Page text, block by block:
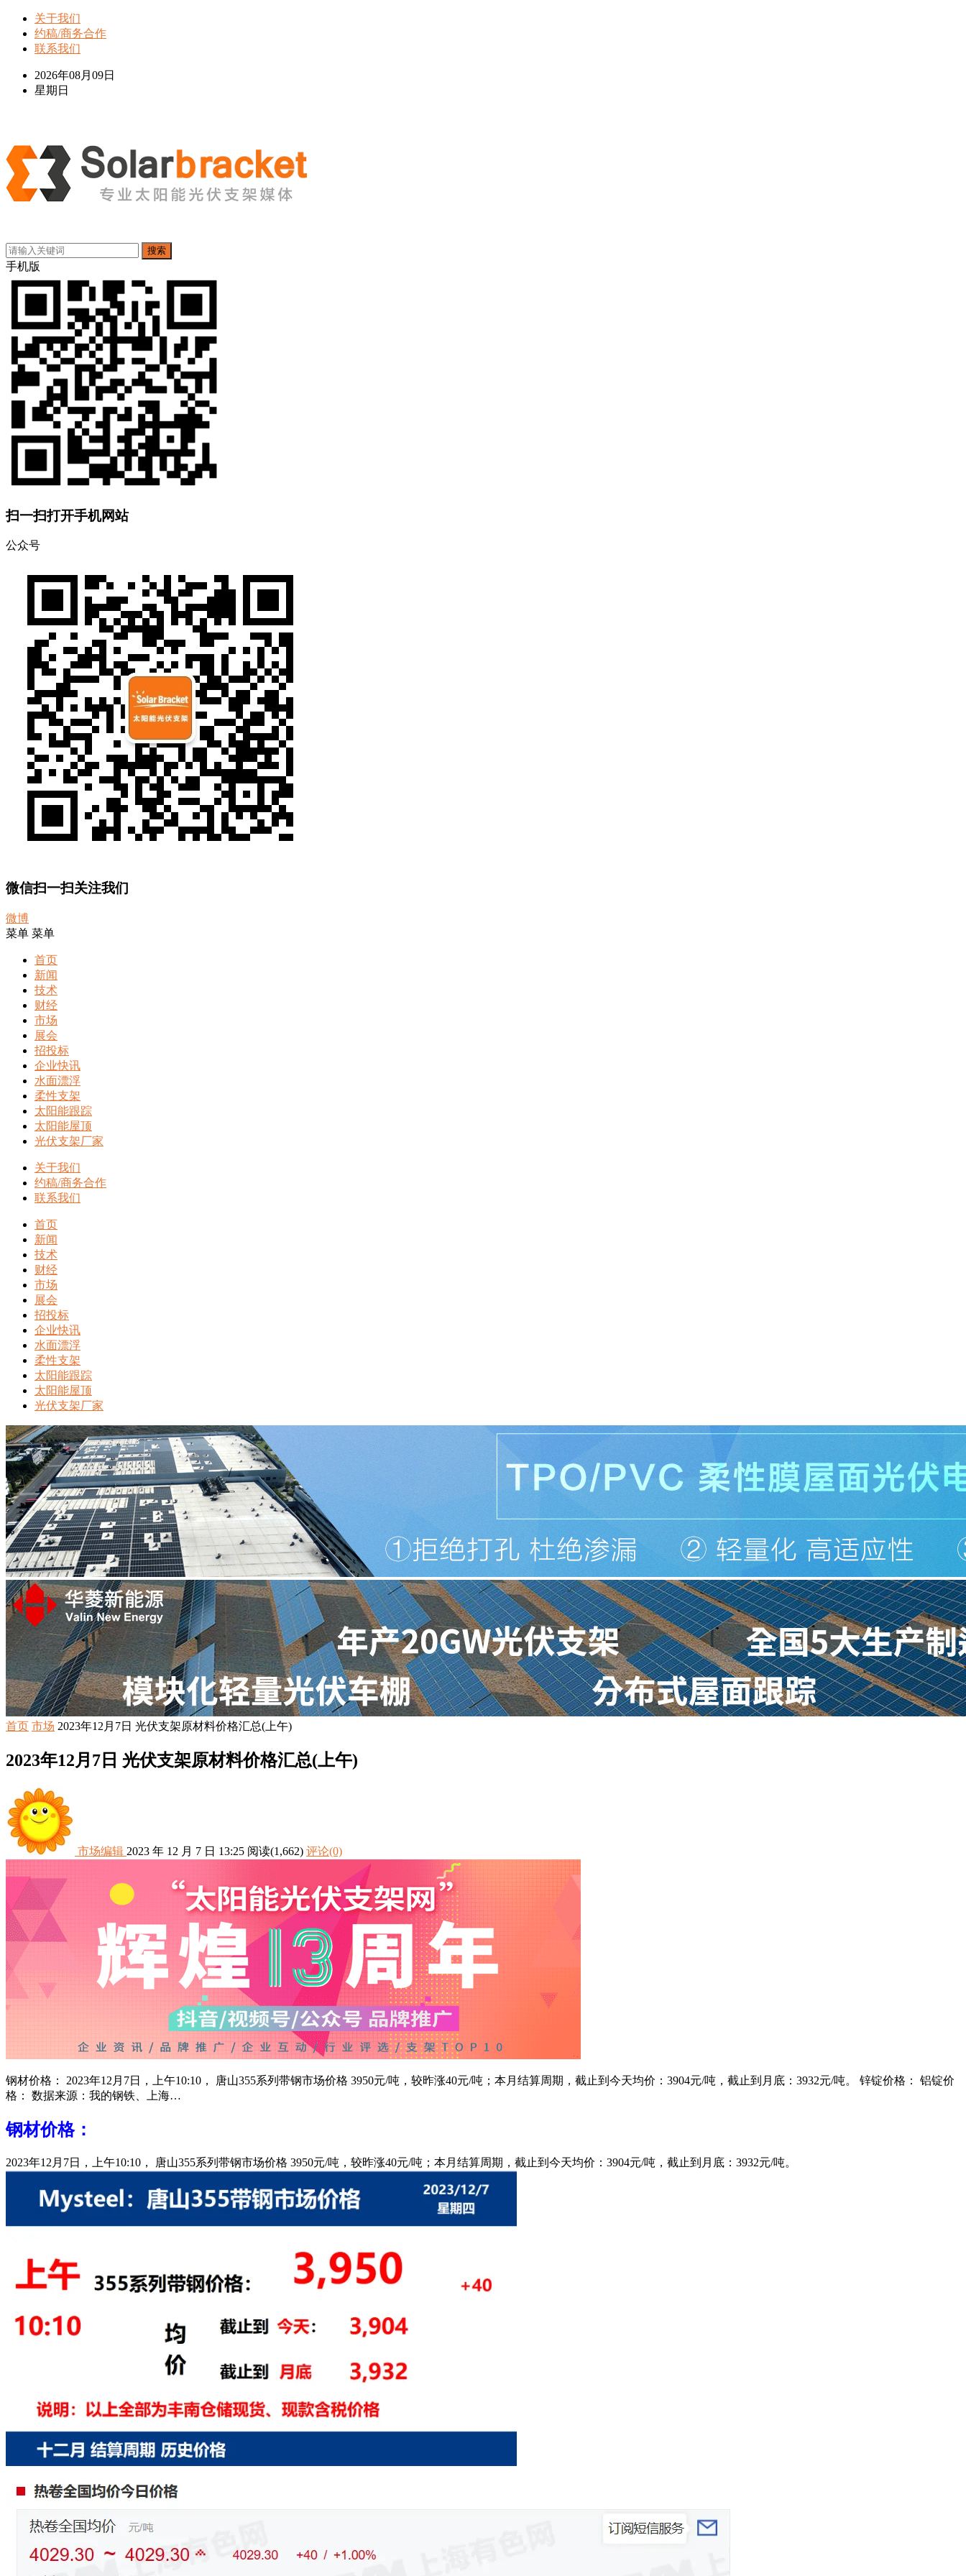
关于我们
约稿/商务合作
联系我们
2026年08月09日
星期日
搜索
手机版
扫一扫打开手机网站
公众号
微信扫一扫关注我们
微博
菜单 菜单
首页
新闻
技术
财经
市场
展会
招投标
企业快讯
水面漂浮
柔性支架
太阳能跟踪
太阳能屋顶
光伏支架厂家
关于我们
约稿/商务合作
联系我们
首页
新闻
技术
财经
市场
展会
招投标
企业快讯
水面漂浮
柔性支架
太阳能跟踪
太阳能屋顶
光伏支架厂家
首页 市场 2023年12月7日 光伏支架原材料价格汇总(上午)
2023年12月7日 光伏支架原材料价格汇总(上午)
市场编辑 2023 年 12 月 7 日 13:25 阅读(1,662) 评论(0)
钢材价格： 2023年12月7日，上午10:10， 唐山355系列带钢市场价格 3950元/吨，较昨涨40元/吨；本月结算周期，截止到今天均价：3904元/吨，截止到月底：3932元/吨。 锌锭价格： 铝锭价
格： 数据来源：我的钢铁、上海…
钢材价格：
2023年12月7日，上午10:10， 唐山355系列带钢市场价格 3950元/吨，较昨涨40元/吨；本月结算周期，截止到今天均价：3904元/吨，截止到月底：3932元/吨。